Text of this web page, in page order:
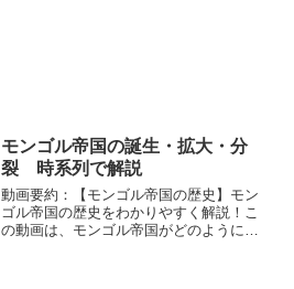
モンゴル帝国の誕生・拡大・分
裂 時系列で解説
動画要約：【モンゴル帝国の歴史】モン
ゴル帝国の歴史をわかりやすく解説！こ
の動画は、モンゴル帝国がどのように誕